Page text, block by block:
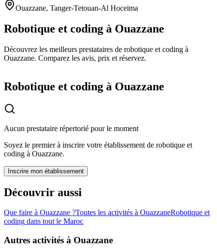
Ouazzane, Tanger-Tetouan-Al Hoceima
Robotique et coding à Ouazzane
Découvrez les meilleurs prestataires de robotique et coding à
Ouazzane. Comparez les avis, prix et réservez.
Robotique et coding à Ouazzane
Aucun prestataire répertorié pour le moment
Soyez le premier à inscrire votre établissement de robotique et
coding à Ouazzane.
Inscrire mon établissement
Découvrir aussi
Que faire à Ouazzane ?Toutes les activités à OuazzaneRobotique et
coding dans tout le Maroc
Autres activités à Ouazzane